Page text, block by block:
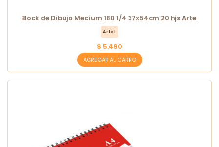
Block de Dibujo Medium 180 1/4 37x54cm 20 hjs Artel
Artel
$ 5.490
AGREGAR AL CARRO